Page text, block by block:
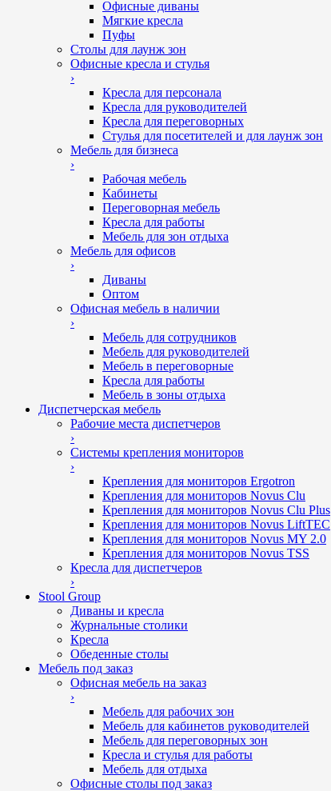
Офисные диваны
Мягкие кресла
Пуфы
Столы для лаунж зон
Офисные кресла и стулья
›
Кресла для персонала
Кресла для руководителей
Кресла для переговорных
Стулья для посетителей и для лаунж зон
Мебель для бизнеса
›
Рабочая мебель
Кабинеты
Переговорная мебель
Кресла для работы
Мебель для зон отдыха
Мебель для офисов
›
Диваны
Оптом
Офисная мебель в наличии
›
Мебель для сотрудников
Мебель для руководителей
Мебель в переговорные
Кресла для работы
Мебель в зоны отдыха
Диспетчерская мебель
Рабочие места диспетчеров
›
Системы крепления мониторов
›
Крепления для мониторов Ergotron
Крепления для мониторов Novus Clu
Крепления для мониторов Novus Clu Plus
Крепления для мониторов Novus LiftTEC
Крепления для мониторов Novus MY 2.0
Крепления для мониторов Novus TSS
Кресла для диспетчеров
›
Stool Group
Диваны и кресла
Журнальные столики
Кресла
Обеденные столы
Мебель под заказ
Офисная мебель на заказ
›
Мебель для рабочих зон
Мебель для кабинетов руководителей
Мебель для переговорных зон
Кресла и стулья для работы
Мебель для отдыха
Офисные столы под заказ